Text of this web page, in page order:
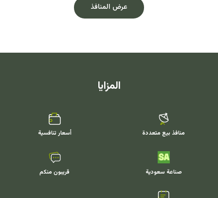
عرض المنافذ
المزايا
منافذ بيع متعددة أسعار تنافسية
صناعة سعودية قريبون منكم